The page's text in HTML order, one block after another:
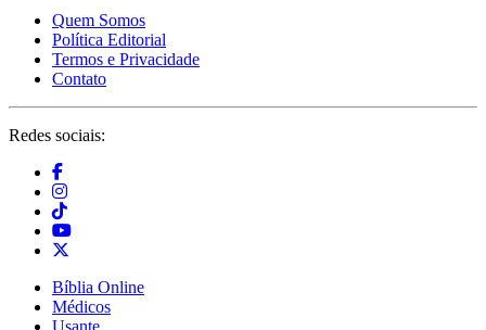
Quem Somos
Política Editorial
Termos e Privacidade
Contato
Redes sociais:
Bíblia Online
Médicos